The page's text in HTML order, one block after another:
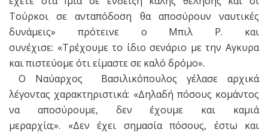
Τούρκοι σε ανταπόδοση θα αποσύρουν ναυτικές
δυνάμεις» πρότεινε ο Μπιλ P. και
συνέχισε: «Τρέχουμε το ίδιο σενάριο με την Αγκυρα
και πιστεύομε ότι είμαστε σε καλό δρόμο».
Ο Ναύαρχος Βασιλικόπουλος γέλασε αρχικά
λέγοντας χαρακτηριστικά: «Δηλαδή πόσους κομάντος
να αποσύρουμε, δεν έχουμε και καμιά
μεραρχία;». «Δεν έχει σημασία πόσους, έστω και